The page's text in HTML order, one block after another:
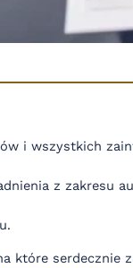
i wszystkich
z zakresu
które serdecznie